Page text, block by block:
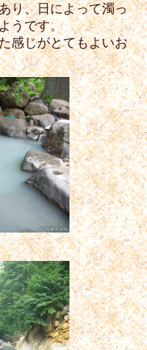
り、日によって濁っ
うです。
感じがとてもよいお